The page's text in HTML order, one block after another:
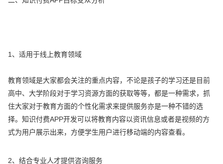
1、适用于线上教育领域
教育领域是大家都会关注的重点内容，不论是孩子的学习还是目前
高中、大学阶段对于学习资源方面的获取等等，都是一种需求，抓
住大家对于教育方面的个性化需求来提供服务亦是一种不错的选
择。知识付费APP开发可以将教育内容以资讯信息或者是视频的方
式为用户展示出来，方便学生用户进行移动端的内容查看。
2、结合专业人才提供咨询服务